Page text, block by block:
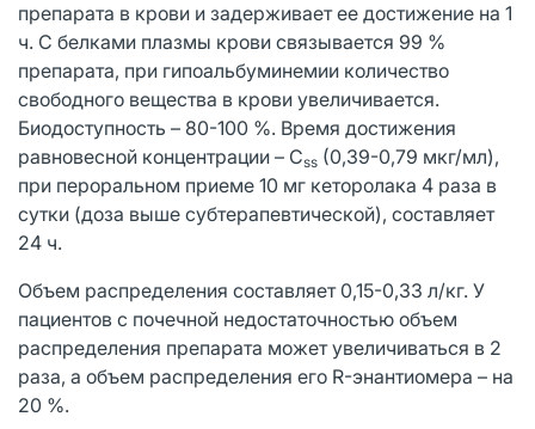
препарата в крови и задерживает ее достижение на 1
ч. С белками плазмы крови связывается 99 %
препарата, при гипоальбуминемии количество
свободного вещества в крови увеличивается.
Биодоступность – 80-100 %. Время достижения
равновесной концентрации – Css (0,39-0,79 мкг/мл),
при пероральном приеме 10 мг кеторолака 4 раза в
сутки (доза выше субтерапевтической), составляет
24 ч.
Объем распределения составляет 0,15-0,33 л/кг. У
пациентов с почечной недостаточностью объем
распределения препарата может увеличиваться в 2
раза, а объем распределения его R-энантиомера – на
20 %.